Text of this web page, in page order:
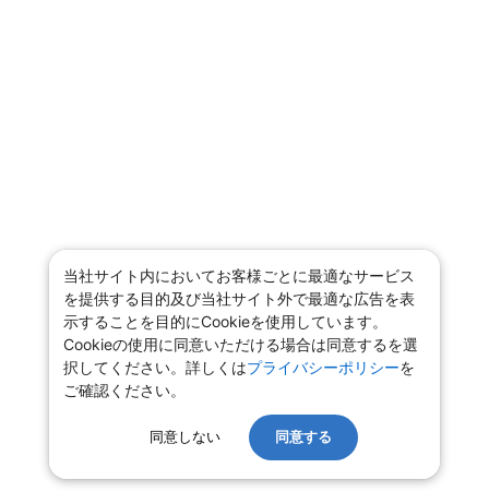
当社サイト内においてお客様ごとに最適なサービス
を提供する目的及び当社サイト外で最適な広告を表
示することを目的にCookieを使用しています。
Cookieの使用に同意いただける場合は同意するを選
択してください。詳しくはプライバシーポリシーを
ご確認ください。
同意しない 同意する